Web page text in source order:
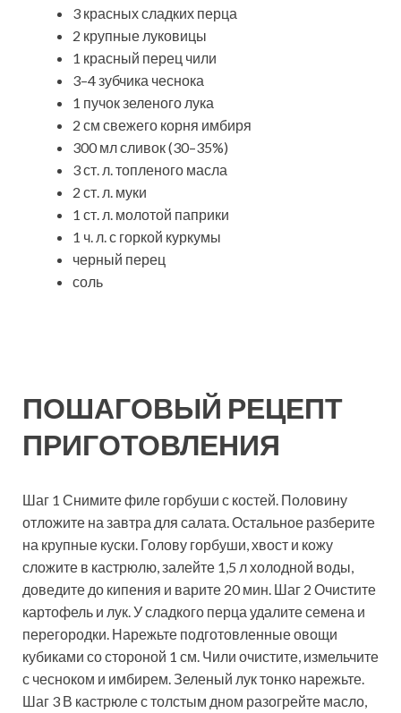
3 красных сладких перца
2 крупные луковицы
1 красный перец чили
3–4 зубчика чеснока
1 пучок зеленого лука
2 см свежего корня имбиря
300 мл сливок (30–35%)
3 ст. л. топленого масла
2 ст. л. муки
1 ст. л. молотой паприки
1 ч. л. с горкой куркумы
черный перец
соль
ПОШАГОВЫЙ РЕЦЕПТ
ПРИГОТОВЛЕНИЯ
Шаг 1 Снимите филе горбуши с костей. Половину
отложите на завтра для салата. Остальное разберите
на крупные куски. Голову горбуши, хвост и кожу
сложите в кастрюлю, залейте 1,5 л холодной воды,
доведите до кипения и варите 20 мин. Шаг 2 Очистите
картофель и лук. У сладкого перца удалите семена и
перегородки. Нарежьте подготовленные овощи
кубиками со стороной 1 см. Чили очистите, измельчите
с чесноком и имбирем. Зеленый лук тонко нарежьте.
Шаг 3 В кастрюле с толстым дном разогрейте масло,